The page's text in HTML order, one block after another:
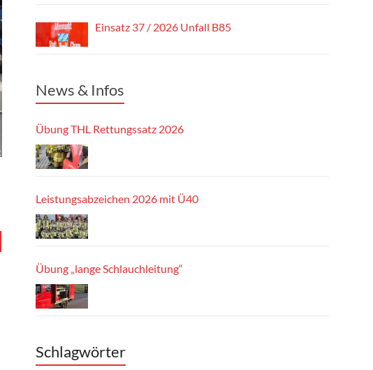
Einsatz 37 / 2026 Unfall B85
News & Infos
Übung THL Rettungssatz 2026
Leistungsabzeichen 2026 mit Ü40
Übung „lange Schlauchleitung“
Schlagwörter